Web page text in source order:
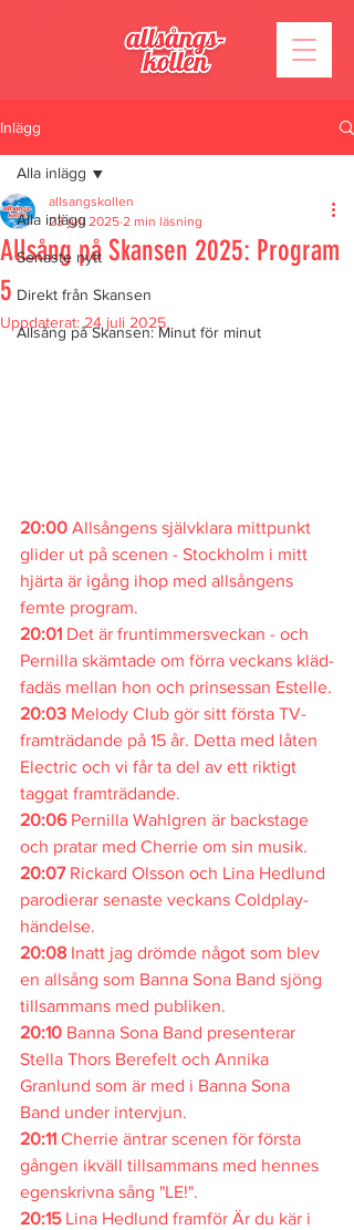
Inlägg
Alla inlägg
Senaste nytt
Direkt från Skansen
Allsång på Skansen: Minut för minut
Alla inlägg
Allsång på Skansen 2025: Program
5
allsangskollen
23 juli 2025 2 min läsning
Uppdaterat:24 juli 2025
20:00 Allsångens självklara mittpunkt
glider ut på scenen - Stockholm i mitt
hjärta är igång ihop med allsångens
femte program.
20:01 Det är fruntimmersveckan - och
Pernilla skämtade om förra veckans kläd-
fadäs mellan hon och prinsessan Estelle.
20:03 Melody Club gör sitt första TV-
framträdande på 15 år. Detta med låten
Electric och vi får ta del av ett riktigt
taggat framträdande.
20:06 Pernilla Wahlgren är backstage
och pratar med Cherrie om sin musik.
20:07 Rickard Olsson och Lina Hedlund
parodierar senaste veckans Coldplay-
händelse.
20:08 Inatt jag drömde något som blev
en allsång som Banna Sona Band sjöng
tillsammans med publiken.
20:10 Banna Sona Band presenterar
Stella Thors Berefelt och Annika
Granlund som är med i Banna Sona
Band under intervjun.
20:11 Cherrie äntrar scenen för första
gången ikväll tillsammans med hennes
egenskrivna sång "LE!".
20:15 Lina Hedlund framför Är du kär i